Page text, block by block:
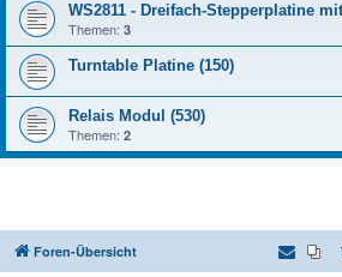
WS2811 - Dreifach-Stepperplatine
Themen: 3
Turntable Platine (150)
Relais Modul (530)
Themen: 2
Foren-Übersicht